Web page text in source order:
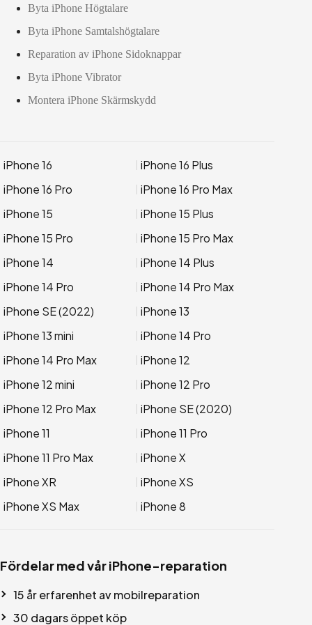
Byta iPhone Högtalare
Byta iPhone Samtalshögtalare
Reparation av iPhone Sidoknappar
Byta iPhone Vibrator
Montera iPhone Skärmskydd
iPhone 16
iPhone 16 Plus
iPhone 16 Pro
iPhone 16 Pro Max
iPhone 15
iPhone 15 Plus
iPhone 15 Pro
iPhone 15 Pro Max
iPhone 14
iPhone 14 Plus
iPhone 14 Pro
iPhone 14 Pro Max
iPhone SE (2022)
iPhone 13
iPhone 13 mini
iPhone 14 Pro
iPhone 14 Pro Max
iPhone 12
iPhone 12 mini
iPhone 12 Pro
iPhone 12 Pro Max
iPhone SE (2020)
iPhone 11
iPhone 11 Pro
iPhone 11 Pro Max
iPhone X
iPhone XR
iPhone XS
iPhone XS Max
iPhone 8
Fördelar med vår iPhone-reparation
15 år erfarenhet av mobilreparation
30 dagars öppet köp